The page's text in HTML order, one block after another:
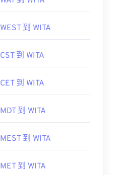
WEST 到 WITA
CST 到 WITA
CET 到 WITA
MDT 到 WITA
MEST 到 WITA
MET 到 WITA